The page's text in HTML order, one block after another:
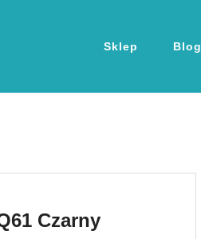
Sklep Blog
Czarny